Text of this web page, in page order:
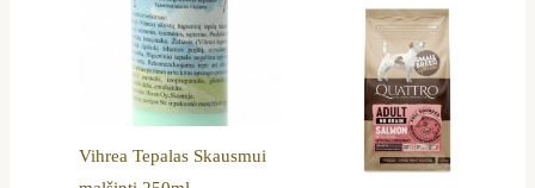
Vihrea Tepalas Skausmui
43,29 €
multiple
variants.
The
options
may